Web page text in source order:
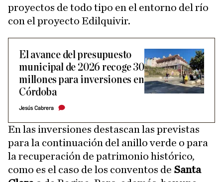
proyectos de todo tipo en el entorno del río
con el proyecto Edilquivir.
El avance del presupuesto
municipal de 2026 recoge 30
millones para inversiones en
Córdoba
Jesús Cabrera
En las inversiones destascan las previstas
para la continuación del anillo verde o para
la recuperación de patrimonio histórico,
como es el caso de los conventos de Santa